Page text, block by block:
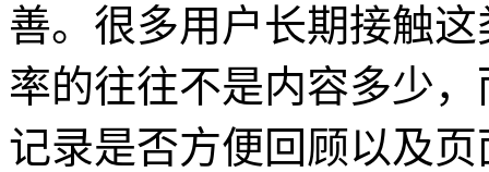
善。很多用户长期接触
率的往往不是内容多少
记录是否方便回顾以及